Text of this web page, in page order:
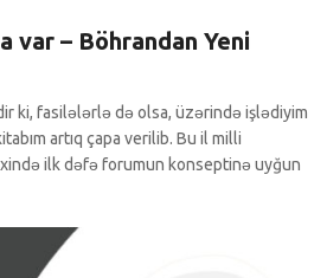
var – Böhrandan Yeni
ki, fasilələrlə də olsa, üzərində işlədiyim
artıq çapa verilib. Bu il milli
ilk dəfə forumun konseptinə uyğun